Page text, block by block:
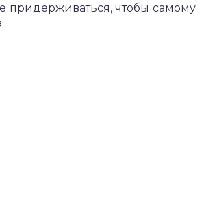
придерживаться, чтобы самому